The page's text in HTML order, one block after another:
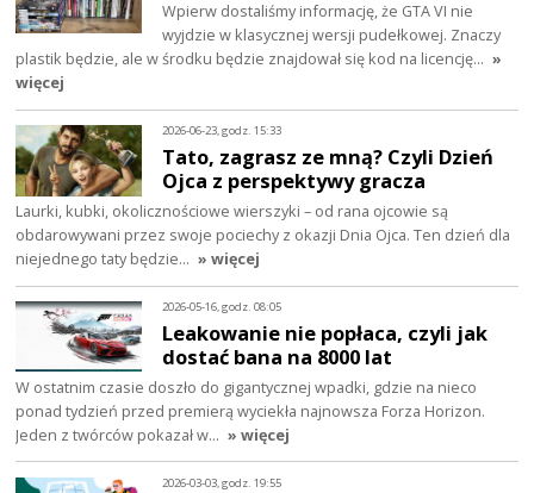
Wpierw dostaliśmy informację, że GTA VI nie
wyjdzie w klasycznej wersji pudełkowej. Znaczy
plastik będzie, ale w środku będzie znajdował się kod na licencję… »
więcej
2026-06-23, godz. 15:33
Tato, zagrasz ze mną? Czyli Dzień
Ojca z perspektywy gracza
Laurki, kubki, okolicznościowe wierszyki – od rana ojcowie są
obdarowywani przez swoje pociechy z okazji Dnia Ojca. Ten dzień dla
niejednego taty będzie… » więcej
2026-05-16, godz. 08:05
Leakowanie nie popłaca, czyli jak
dostać bana na 8000 lat
W ostatnim czasie doszło do gigantycznej wpadki, gdzie na nieco
ponad tydzień przed premierą wyciekła najnowsza Forza Horizon.
Jeden z twórców pokazał w… » więcej
2026-03-03, godz. 19:55